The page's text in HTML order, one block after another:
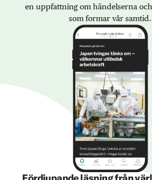
en uppfattning om händelserna
som formar vår samtid.